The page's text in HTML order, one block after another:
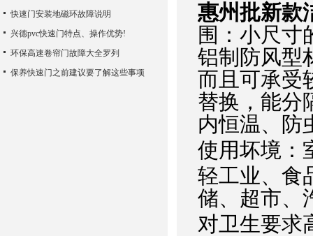
惠州批新款
围：小尺寸
铝制防风型
而且可承受
替换，能分
内恒温、防
使用坏境：
轻工业、食
储、超市、
对卫生要求
快速门安装地磁环故障说明
兴德pvc快速门特点、操作优势!
环保高速卷帘门故障大全罗列
保养快速门之前建议要了解这些事项